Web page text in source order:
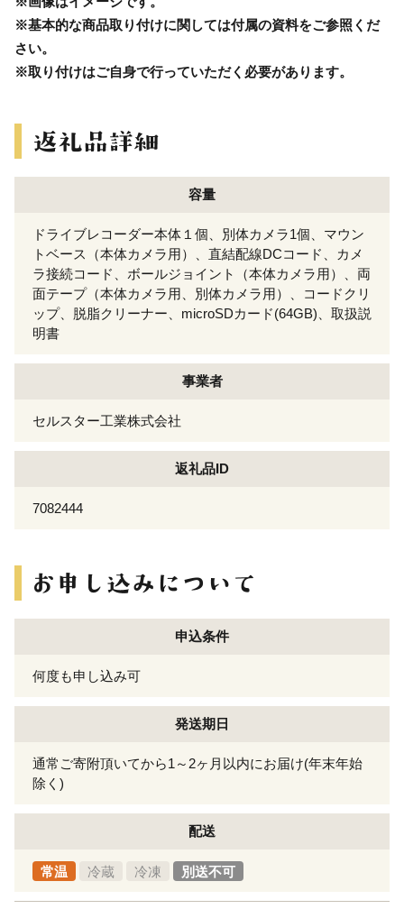
※基本的な商品取り付けに関しては付属の資料をご参照くだ
さい。
※取り付けはご自身で行っていただく必要があります。
容量
ドライブレコーダー本体１個、別体カメラ1個、マウン
トベース（本体カメラ用）、直結配線DCコード、カメ
ラ接続コード、ボールジョイント（本体カメラ用）、両
面テープ（本体カメラ用、別体カメラ用）、コードクリ
ップ、脱脂クリーナー、microSDカード(64GB)、取扱説
明書
事業者
セルスター工業株式会社
返礼品ID
7082444
申込条件
何度も申し込み可
発送期日
通常ご寄附頂いてから1～2ヶ月以内にお届け(年末年始
除く)
配送
常温 冷蔵 冷凍 別送不可